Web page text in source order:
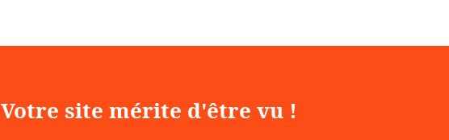
Votre site mérite d'être vu !